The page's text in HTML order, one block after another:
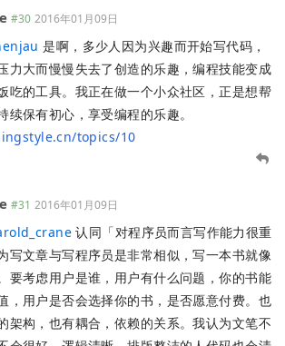
#30 2016年01月09日
是啊，多少人因为兴趣而开始写代码，
力大而慢慢失去了创造的乐趣，编程技能变成
吃的工具。我正在做一个小众社区，正是想帮
续保有初心，享受编程的乐趣。
topics/10
#31 2016年01月09日
认同「对程序员而言写作能力很重
写文章与写程序员是非常相似，写一本书就像
要考虑用户是谁，用户有什么问题，你的书能
，用户是否会选择你的书，是否愿意付费。也
架构，也有耦合，依赖的关系。我认为文笔不